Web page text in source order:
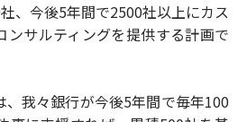
、今後5年間で2500社以上にカス
ンサルティングを提供する計画で
我々銀行が今後5年間で毎年100